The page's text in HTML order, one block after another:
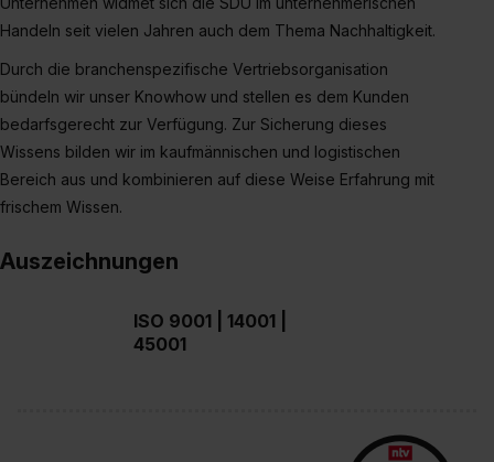
II). Du kannst die von dir erteilte Einwilligung jederzeit mit
Wirkung für die Zukunft ganz oder teilweise über unsere
Datenschutzerklärung unter dem Punkt „Datenschutz-
Einstellungen“ widerrufen. Weitere Informationen zu den
zeigen“. Weitere Informationen:
Datenschutzerklärung
Handeln seit vielen Jahren auch dem Thema Nachhaltigkeit.
Durch die branchenspezifische Vertriebsorganisation
bündeln wir unser Knowhow und stellen es dem Kunden
bedarfsgerecht zur Verfügung. Zur Sicherung dieses
Wissens bilden wir im kaufmännischen und logistischen
Bereich aus und kombinieren auf diese Weise Erfahrung mit
frischem Wissen.
Auszeichnungen
ISO 9001 | 14001 |
45001